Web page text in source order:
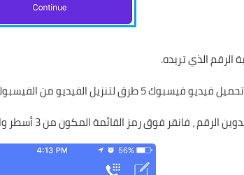
الرقم الذي تريده.
فيسبوك 5 طرق لتنزيل الفيديو من الفيسبوك بدون برامج
، فانقر فوق رمز القائمة المكون من 3 أسطر واكتب رقمك المجاني.